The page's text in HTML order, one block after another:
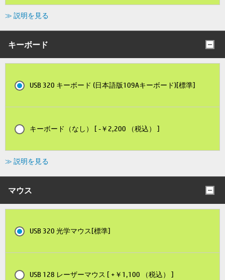
≫ 説明を見る
キーボード
USB 320 キーボード (日本語版109Aキーボード)[標準]
キーボード（なし） [ -￥2,200 （税込） ]
≫ 説明を見る
マウス
USB 320 光学マウス[標準]
USB 128 レーザーマウス [ +￥1,100 （税込） ]